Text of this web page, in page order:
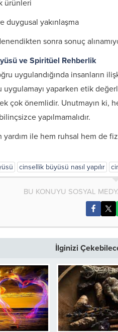
ürünleri
duygusal yakınlaşma
sonra sonuç
ve Spiritüel Rehberlik
uygulandığında insanların
uygulamayı yaparken etik
çok önemlidir. Unutmayın ki,
yapılmamalıdır.
yardım ile hem ruhsal hem de
cinsellik büyüsü nasıl yapılır
BU KONUYU SOSYAL
İlginizi